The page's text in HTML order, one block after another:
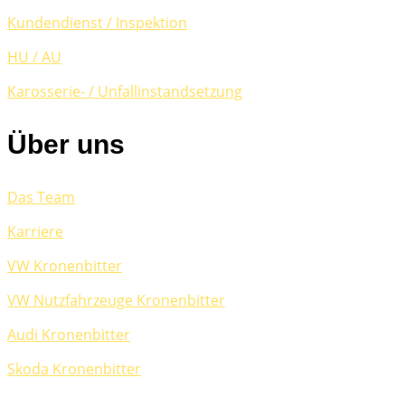
Kundendienst / Inspektion
HU / AU
Karosserie- / Unfallinstandsetzung
Über uns
Das Team
Karriere
VW Kronenbitter
VW Nutzfahrzeuge Kronenbitter
Audi Kronenbitter
Skoda Kronenbitter